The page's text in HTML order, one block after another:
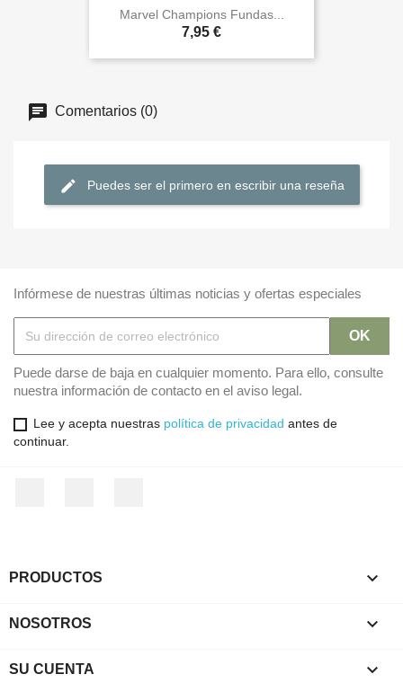
Marvel Champions Fundas...
7,95 €
Comentarios (0)
Puedes ser el primero en escribir una reseña
Infórmese de nuestras últimas noticias y ofertas especiales
Puede darse de baja en cualquier momento. Para ello, consulte
nuestra información de contacto en el aviso legal.
Lee y acepta nuestras política de privacidad antes de
continuar.
PRODUCTOS 
NOSOTROS 
SU CUENTA 